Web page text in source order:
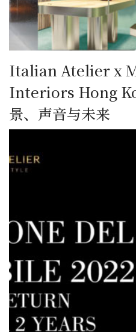
Italian Atelier x
Interiors Hong
景、声音与未来